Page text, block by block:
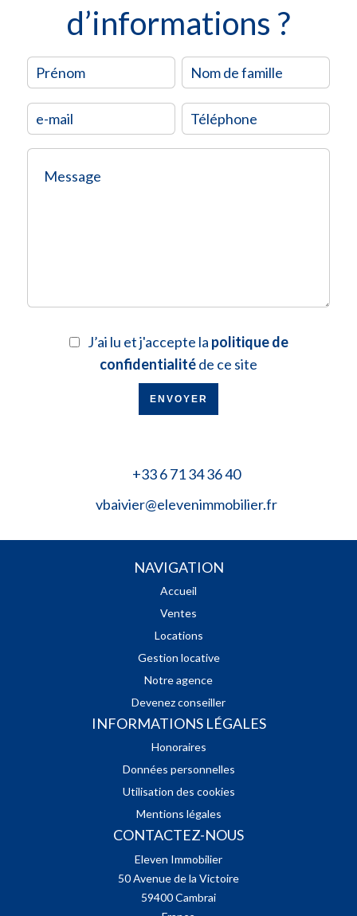
d’informations ?
J’ai lu et j'accepte la politique de
confidentialitéde ce site
ENVOYER
+33 6 71 34 36 40
vbaivier@elevenimmobilier.fr
NAVIGATION
Accueil
Ventes
Locations
Gestion locative
Notre agence
Devenez conseiller
INFORMATIONS LÉGALES
Honoraires
Données personnelles
Utilisation des cookies
Mentions légales
CONTACTEZ-NOUS
Eleven Immobilier
50 Avenue de la Victoire
59400Cambrai